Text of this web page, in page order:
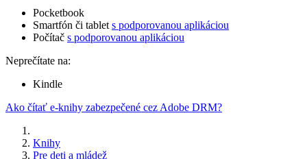
Pocketbook
Smartfón či tablet s podporovanou aplikáciou
Počítač s podporovanou aplikáciou
Neprečítate na:
Kindle
Ako čítať e-knihy zabezpečené cez Adobe DRM?
Knihy
Pre deti a mládež